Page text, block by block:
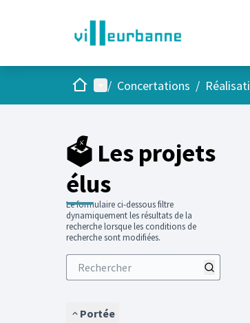
AccueilMenu principal
/ Concertations /
🗳️ Les projets
élus
Le formulaire ci-dessous filtre
dynamiquement les résultats de la
recherche lorsque les conditions de
recherche sont modifiées.
Portée